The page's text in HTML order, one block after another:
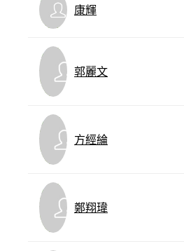
康輝
郭麗文
方經綸
鄭翔瑋